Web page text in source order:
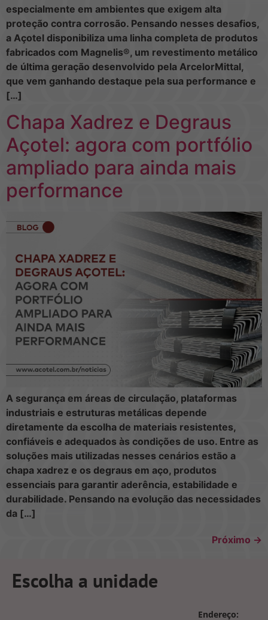
especialmente em ambientes que exigem alta
proteção contra corrosão. Pensando nesses desafios,
a Açotel disponibiliza uma linha completa de produtos
fabricados com Magnelis®, um revestimento metálico
de última geração desenvolvido pela ArcelorMittal,
que vem ganhando destaque pela sua performance e
[…]
Chapa Xadrez e Degraus
Açotel: agora com portfólio
ampliado para ainda mais
performance
A segurança em áreas de circulação, plataformas
industriais e estruturas metálicas depende
diretamente da escolha de materiais resistentes,
confiáveis e adequados às condições de uso. Entre as
soluções mais utilizadas nesses cenários estão a
chapa xadrez e os degraus em aço, produtos
essenciais para garantir aderência, estabilidade e
durabilidade. Pensando na evolução das necessidades
da […]
Próximo →
Escolha a unidade
Endereço: